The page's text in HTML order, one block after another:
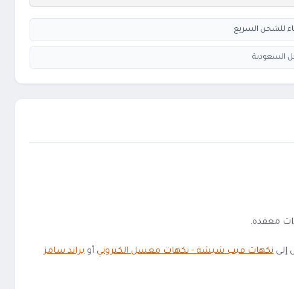
السعودية
إلى نكهات فيب شيشة - نكهات معسل الكتروني أو براند سامز